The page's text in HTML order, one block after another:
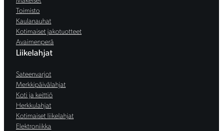
Toimisto
Kaulanauhat
Kotimaiset jakotuotteet
Avaimenperä
Liikelahjat
Sateenvarjot
Merkkipäivälahjat
Koti ja keittiö
Herkkulahjat
Kotimaiset liikelahjat
Elektroniikka